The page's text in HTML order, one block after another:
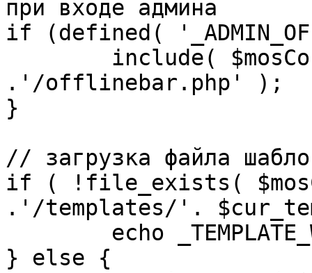
при входе админа
if (defined(
.'/offlinebar.php' );
}
// загрузка файла
if ( !file_exists(
.'/templates/'.
} else {